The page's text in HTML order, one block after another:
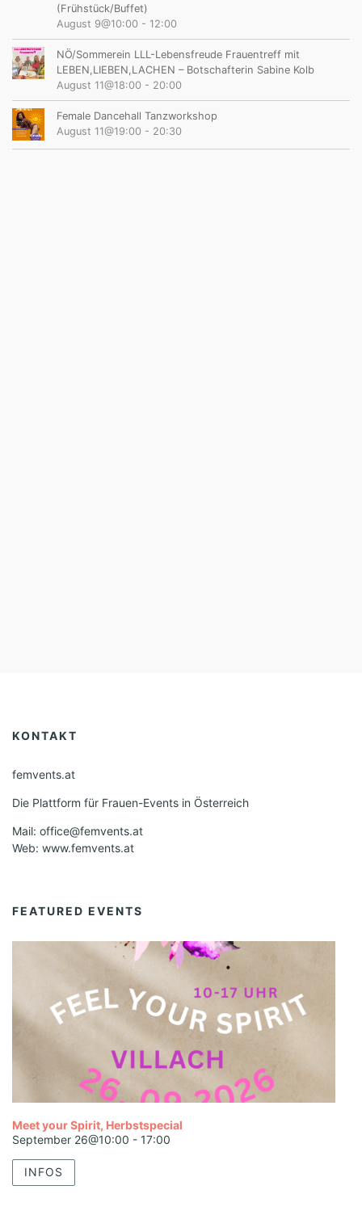
(Frühstück/Buffet)
August 9@10:00 - 12:00
NÖ/Sommerein LLL-Lebensfreude Frauentreff mit
LEBEN,LIEBEN,LACHEN – Botschafterin Sabine Kolb
August 11@18:00 - 20:00
Female Dancehall Tanzworkshop
August 11@19:00 - 20:30
KONTAKT
femvents.at
Die Plattform für Frauen-Events in Österreich
Mail: office@femvents.at
Web: www.femvents.at
FEATURED EVENTS
Meet your Spirit, Herbstspecial
September 26@10:00 - 17:00
INFOS